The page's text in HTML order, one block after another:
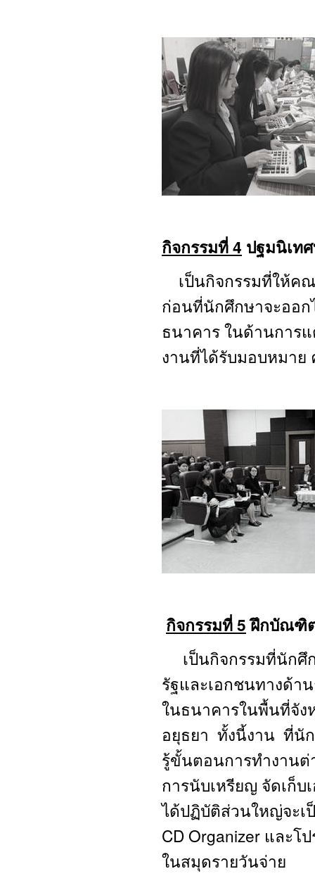
กิจกรรมที่ 4 ปฐมนิเท
เป็นกิจกรรมที่ให้ค
ก่อนที่นักศึกษาจะออก
ธนาคาร ในด้านการ
งานที่ได้รับมอบหมา
กิจกรรมที่ 5ฝึกบัณฑิ
เป็นกิจกรรมที่นัก
รัฐและเอกชนทางด้า
ในธนาคารในพื้นที่จัง
อยุธยา ทั้งนี้งาน ที่นั
รู้ขั้นตอนการทำงาน
การนับเหรียญ จัดเก็
ได้ปฏิบัติส่วนใหญ่จะเ
CD Organizer และ
ในสมุดรายวันจ่าย